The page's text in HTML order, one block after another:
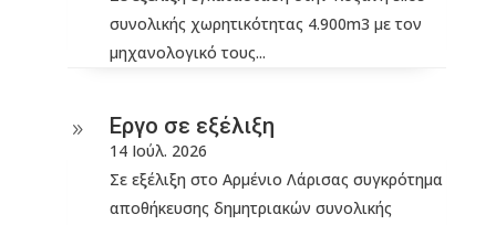
συνολικής χωρητικότητας 4.900m3 με τον
μηχανολογικό τους...
9 Εργο σε εξέλιξη
14 Ιούλ. 2026
Σε εξέλιξη στο Αρμένιο Λάρισας συγκρότημα
αποθήκευσης δημητριακών συνολικής